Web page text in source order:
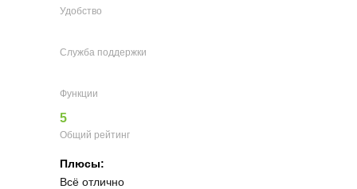
Удобство
Служба поддержки
Функции
5
Общий рейтинг
Плюсы:
Всё отлично